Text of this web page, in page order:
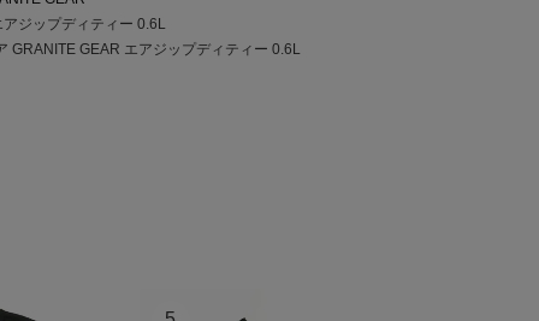
ジップディティー 0.6L
GRANITE GEAR エアジップディティー 0.6L